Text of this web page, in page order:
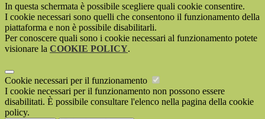
In questa schermata è possibile scegliere quali cookie consentire.
I cookie necessari sono quelli che consentono il funzionamento della
piattaforma e non è possibile disabilitarli.
Per conoscere quali sono i cookie necessari al funzionamento potete
visionare la COOKIE POLICY.
Cookie necessari per il funzionamento
I cookie necessari per il funzionamento non possono essere
disabilitati. È possibile consultare l'elenco nella pagina della cookie
policy.